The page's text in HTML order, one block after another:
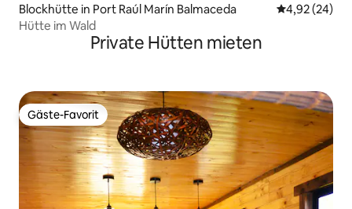
Blockhütte in Port Raúl Marín Balmaceda
4,92 (24)
Hütte im Wald
Private Hütten mieten
Gäste-Favorit
Gäste-Favorit